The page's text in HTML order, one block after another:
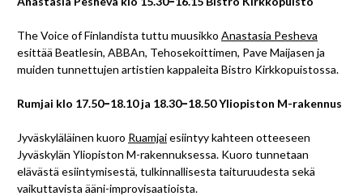
The Voice of Finlandista tuttu muusikko Anastasia Pesheva
esittää Beatlesin, ABBAn, Tehosekoittimen, Pave Maijasen ja
muiden tunnettujen artistien kappaleita Bistro Kirkkopuistossa.
Rumjai klo 17.50–18.10 ja 18.30–18.50 Yliopiston M-rakennus
Jyväskyläläinen kuoro Ruamjaiesiintyy kahteen otteeseen
Jyväskylän Yliopiston M-rakennuksessa. Kuoro tunnetaan
elävästä esiintymisestä, tulkinnallisesta taituruudesta sekä
vaikuttavista ääni-improvisaatioista.